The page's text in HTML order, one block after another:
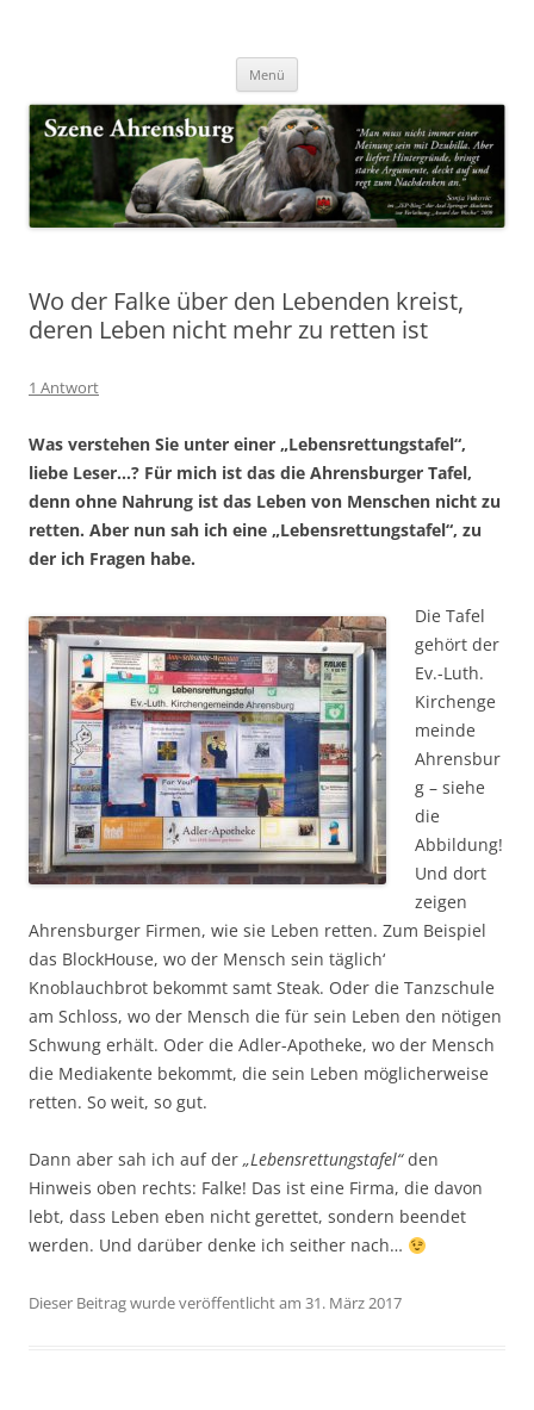
Szene Ahrensburg
Menü
Wo der Falke über den Lebenden kreist,
deren Leben nicht mehr zu retten ist
1 Antwort
Was verstehen Sie unter einer „Lebensrettungstafel“,
liebe Leser…? Für mich ist das die Ahrensburger Tafel,
denn ohne Nahrung ist das Leben von Menschen nicht zu
retten. Aber nun sah ich eine „Lebensrettungstafel“, zu
der ich Fragen habe.
Die Tafel
gehört der
Ev.-Luth.
Kirchenge
meinde
Ahrensbur
g – siehe
die
Abbildung!
Und dort
zeigen
Ahrensburger Firmen, wie sie Leben retten. Zum Beispiel
das BlockHouse, wo der Mensch sein täglich‘
Knoblauchbrot bekommt samt Steak. Oder die Tanzschule
am Schloss, wo der Mensch die für sein Leben den nötigen
Schwung erhält. Oder die Adler-Apotheke, wo der Mensch
die Mediakente bekommt, die sein Leben möglicherweise
retten. So weit, so gut.
Dann aber sah ich auf der „Lebensrettungstafel“den
Hinweis oben rechts: Falke! Das ist eine Firma, die davon
lebt, dass Leben eben nicht gerettet, sondern beendet
werden. Und darüber denke ich seither nach…
Dieser Beitrag wurde veröffentlicht am 31. März 2017